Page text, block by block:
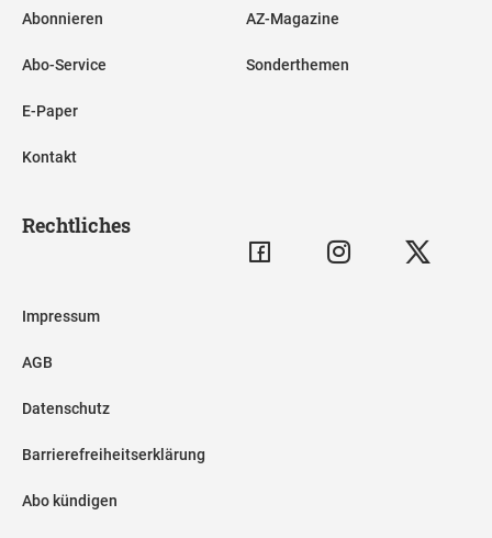
Abonnieren
Abo-Service
E-Paper
Kontakt
AZ-Magazine
Sonderthemen
Rechtliches
Impressum
AGB
Datenschutz
Barrierefreiheitserklärung
Abo kündigen